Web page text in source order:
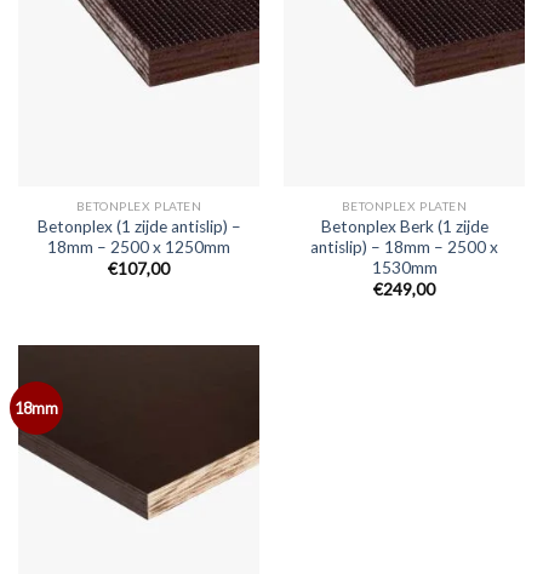
BETONPLEX PLATEN
Betonplex (1 zijde antislip) –
18mm – 2500 x 1250mm
€107,00
BETONPLEX PLATEN
Betonplex Berk (1 zijde
antislip) – 18mm – 2500 x
1530mm
€249,00
18mm